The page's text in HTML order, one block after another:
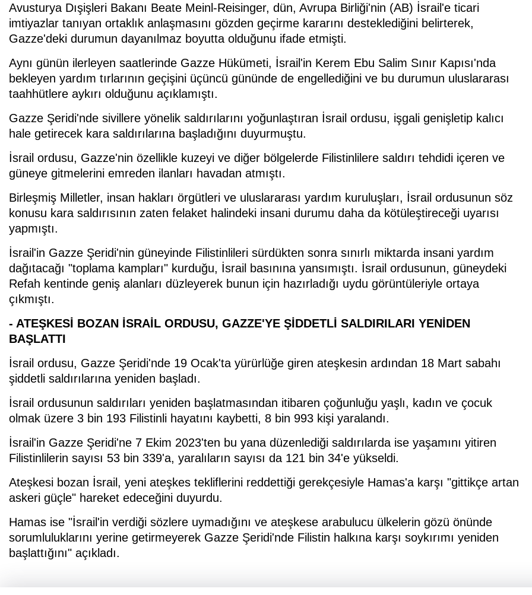
Avusturya Dışişleri Bakanı Beate Meinl-Reisinger, dün, Avrupa Birliği'nin (AB) İsrail'e ticari
imtiyazlar tanıyan ortaklık anlaşmasını gözden geçirme kararını desteklediğini belirterek,
Gazze'deki durumun dayanılmaz boyutta olduğunu ifade etmişti.
Aynı günün ilerleyen saatlerinde Gazze Hükümeti, İsrail'in Kerem Ebu Salim Sınır Kapısı'nda
bekleyen yardım tırlarının geçişini üçüncü gününde de engellediğini ve bu durumun uluslararası
taahhütlere aykırı olduğunu açıklamıştı.
Gazze Şeridi'nde sivillere yönelik saldırılarını yoğunlaştıran İsrail ordusu, işgali genişletip kalıcı
hale getirecek kara saldırılarına başladığını duyurmuştu.
İsrail ordusu, Gazze'nin özellikle kuzeyi ve diğer bölgelerde Filistinlilere saldırı tehdidi içeren ve
güneye gitmelerini emreden ilanları havadan atmıştı.
Birleşmiş Milletler, insan hakları örgütleri ve uluslararası yardım kuruluşları, İsrail ordusunun söz
konusu kara saldırısının zaten felaket halindeki insani durumu daha da kötüleştireceği uyarısı
yapmıştı.
İsrail'in Gazze Şeridi'nin güneyinde Filistinlileri sürdükten sonra sınırlı miktarda insani yardım
dağıtacağı "toplama kampları" kurduğu, İsrail basınına yansımıştı. İsrail ordusunun, güneydeki
Refah kentinde geniş alanları düzleyerek bunun için hazırladığı uydu görüntüleriyle ortaya
çıkmıştı.
- ATEŞKESİ BOZAN İSRAİL ORDUSU, GAZZE'YE ŞİDDETLİ SALDIRILARI YENİDEN
BAŞLATTI
İsrail ordusu, Gazze Şeridi'nde 19 Ocak'ta yürürlüğe giren ateşkesin ardından 18 Mart sabahı
şiddetli saldırılarına yeniden başladı.
İsrail ordusunun saldırıları yeniden başlatmasından itibaren çoğunluğu yaşlı, kadın ve çocuk
olmak üzere 3 bin 193 Filistinli hayatını kaybetti, 8 bin 993 kişi yaralandı.
İsrail'in Gazze Şeridi'ne 7 Ekim 2023'ten bu yana düzenlediği saldırılarda ise yaşamını yitiren
Filistinlilerin sayısı 53 bin 339'a, yaralıların sayısı da 121 bin 34'e yükseldi.
Ateşkesi bozan İsrail, yeni ateşkes tekliflerini reddettiği gerekçesiyle Hamas'a karşı "gittikçe artan
askeri güçle" hareket edeceğini duyurdu.
Hamas ise "İsrail'in verdiği sözlere uymadığını ve ateşkese arabulucu ülkelerin gözü önünde
sorumluluklarını yerine getirmeyerek Gazze Şeridi'nde Filistin halkına karşı soykırımı yeniden
başlattığını" açıkladı.